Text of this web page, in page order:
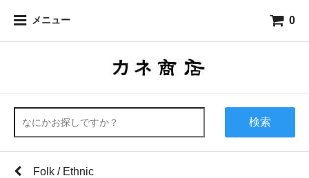
メニュー 0
検索
Folk / Ethnic